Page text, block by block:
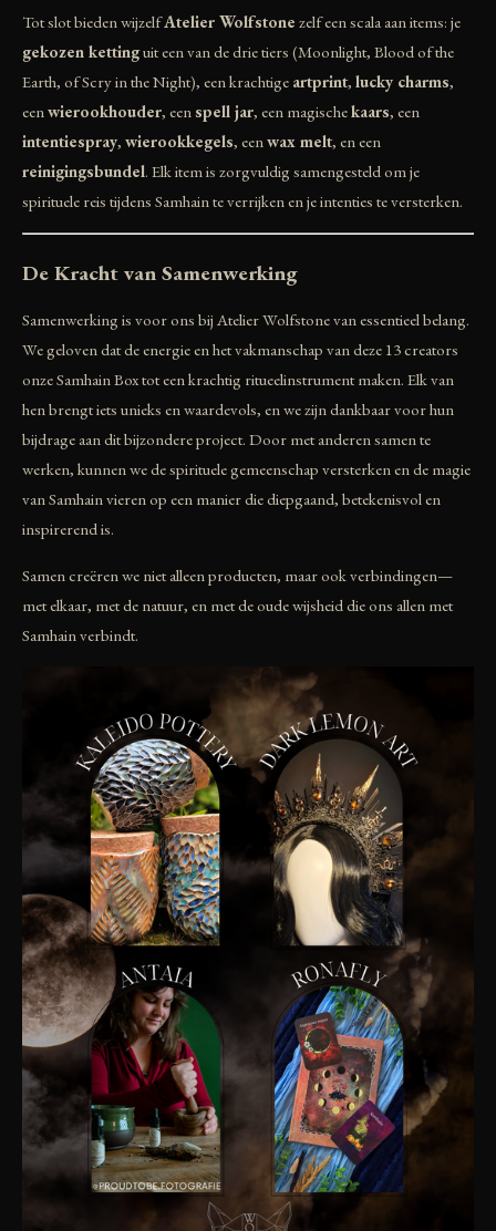
Tot slot bieden wijzelfAtelier Wolfstone zelf een scala aan items: je
gekozen kettinguit een van de drie tiers (Moonlight, Blood of the
Earth, of Scry in the Night), een krachtige artprint, lucky charms,
een wierookhouder, een spell jar, een magischekaars, een
intentiespray, wierookkegels, een wax melt, en een
reinigingsbundel. Elk item is zorgvuldig samengesteld om je
spirituele reis tijdens Samhain te verrijken en je intenties te versterken.
De Kracht van Samenwerking
Samenwerking is voor ons bij Atelier Wolfstone van essentieel belang.
We geloven dat de energie en het vakmanschap van deze 13 creators
onze Samhain Box tot een krachtig ritueelinstrument maken. Elk van
hen brengt iets unieks en waardevols, en we zijn dankbaar voor hun
bijdrage aan dit bijzondere project. Door met anderen samen te
werken, kunnen we de spirituele gemeenschap versterken en de magie
van Samhain vieren op een manier die diepgaand, betekenisvol en
inspirerend is.
Samen creëren we niet alleen producten, maar ook verbindingen—
met elkaar, met de natuur, en met de oude wijsheid die ons allen met
Samhain verbindt.